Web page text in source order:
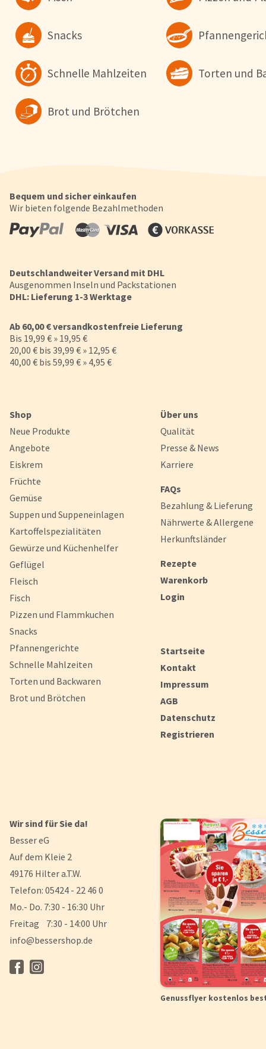
Snacks
Schnelle Mahlzeiten Torten und
Brot und Brötchen
Bequem und sicher einkaufen
Wir bieten folgende Bezahlmethoden
Deutschlandweiter Versand mit DHL
Ausgenommen Inseln und Packstationen
DHL: Lieferung 1-3 Werktage
Ab 60,00 € versandkostenfreie Lieferung
Bis 19,99 € » 19,95 €
20,00 € bis 39,99 € » 12,95 €
40,00 € bis 59,99 € » 4,95 €
Shop
Neue Produkte
Angebote
Eiskrem
Früchte
Gemüse
Suppen und Suppeneinlagen
Kartoffelspezialitäten
Gewürze und Küchenhelfer
Geflügel
Fleisch
Fisch
Pizzen und Flammkuchen
Snacks
Pfannengerichte
Schnelle Mahlzeiten
Torten und Backwaren
Brot und Brötchen
Über uns
Qualität
Presse & News
Karriere
FAQs
Bezahlung & Lieferung
Nährwerte & Allergene
Herkunftsländer
Rezepte
Warenkorb
Login
Startseite
Kontakt
Impressum
AGB
Datenschutz
Registrieren
Wir sind für Sie da!
Besser eG
Auf dem Kleie 2
49176 Hilter a.T.W.
Telefon: 05424 - 22 46 0
Mo.- Do. 7:30 - 16:30 Uhr
Freitag 7:30 - 14:00 Uhr
info@bessershop.de
Genussflyer kostenlos
'Konfigurieren' können Sie auswählen, welche Cookies Sie
Datenschutzerklärung